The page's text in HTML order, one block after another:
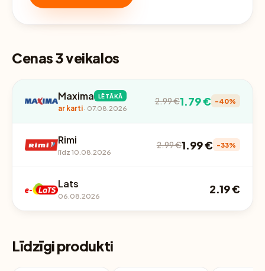
Cenas 3 veikalos
Maxima LĒTĀKĀ
ar karti· 07.08.2026
2.99 €1.79 € -40%
Rimi
līdz 10.08.2026
2.99 €1.99 € -33%
Lats
06.08.2026
2.19 €
Līdzīgi produkti